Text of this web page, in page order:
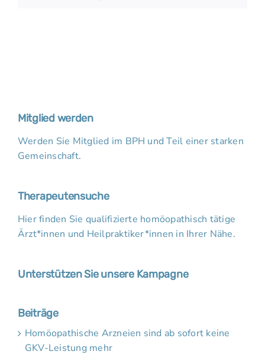
Mitglied werden
Werden Sie Mitglied im BPH und Teil einer starken
Gemeinschaft.
Therapeutensuche
Hier finden Sie qualifizierte homöopathisch tätige
Ärzt*innen und Heilpraktiker*innen in Ihrer Nähe.
Unterstützen Sie unsere Kampagne
Beiträge
Homöopathische Arzneien sind ab sofort keine
GKV-Leistung mehr